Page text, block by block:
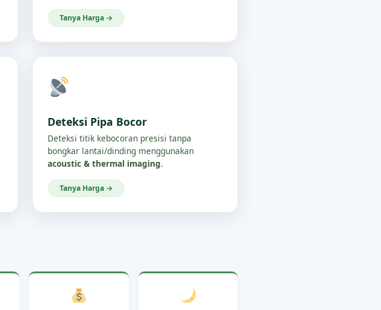
Tanya Harga →
Deteksi Pipa Bocor
Deteksi titik kebocoran presisi tanpa
bongkar lantai/dinding menggunakan
acoustic & thermal imaging.
Tanya Harga →